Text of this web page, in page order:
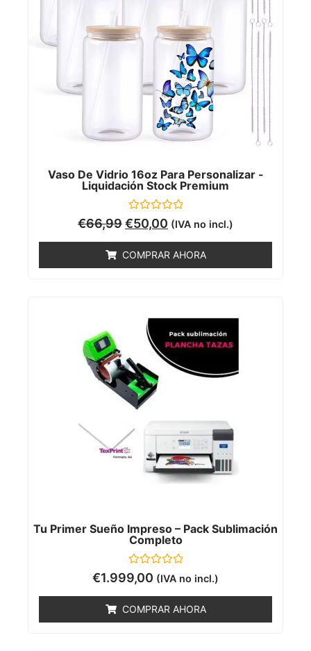
Vaso De Vidrio 16oz Para Personalizar -
Liquidación Stock Premium
Valorado
con
5
€66,99€50,00 (IVA no incl.)
COMPRAR AHORA
Tu Primer Sueño Impreso – Pack Sublimación
Completo
Valorado
con
5
€1.999,00 (IVA no incl.)
COMPRAR AHORA